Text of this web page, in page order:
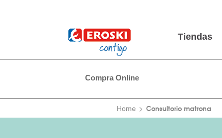
Tiendas
Compra Online
Home Consultorio matrona